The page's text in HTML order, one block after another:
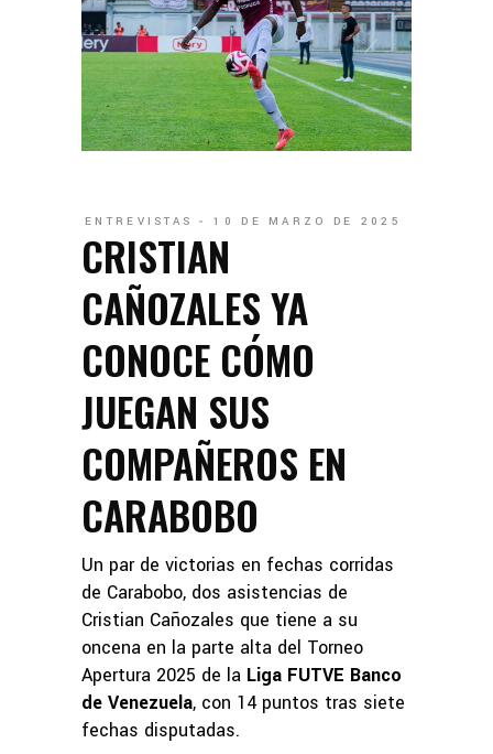
ENTREVISTAS 10 DE MARZO DE 2025
CRISTIAN
CAÑOZALES YA
CONOCE CÓMO
JUEGAN SUS
COMPAÑEROS EN
CARABOBO
Un par de victorias en fechas corridas
de Carabobo, dos asistencias de
Cristian Cañozales que tiene a su
oncena en la parte alta del Torneo
Apertura 2025 de la Liga FUTVE Banco
de Venezuela, con 14 puntos tras siete
fechas disputadas.